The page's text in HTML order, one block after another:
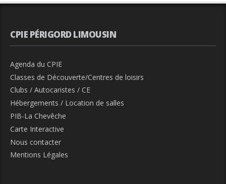
CPIE PÉRIGORD LIMOUSIN
Agenda du CPIE
Classes de Découverte/Centres de loisirs
Clubs / Autocaristes / CE
Hébergements / Location de salles
PIB-La Chevêche
Carte Interactive
Nous contacter
Mentions Légales